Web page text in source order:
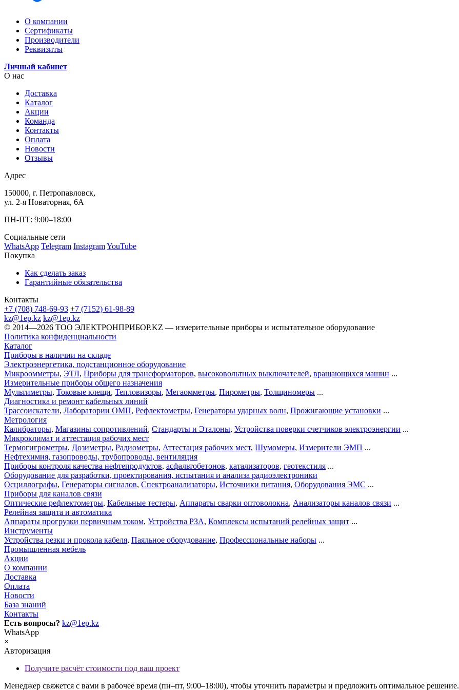
О компании
Сертификаты
Производители
Реквизиты
Личный кабинет
О нас
Доставка
Каталог
Акции
Команда
Контакты
Оплата
Новости
Отзывы
Адрес
150000, г. Петропавловск,
ул. 2-я Новаторная, 6А
ПН-ПТ: 9:00–18:00
Социальные сети
WhatsApp Telegram InstagramYouTube
Покупка
Как сделать заказ
Гарантийные обязательства
Контакты
+7 (708) 748-69-93 +7 (7152) 61-98-89
kz@1ep.kz kz@1ep.kz
©️ 2014—2026 ТОО ЭЛЕКТРОНПРИБОР.KZ — измерительные приборы и испытательное оборудование
Политика конфиденциальности
Каталог
Приборы в наличии на складе
Электроэнергетика, подстанционное оборудование
Микроомметры, ЭТЛ, Приборы для трансформаторов, высоковольтных выключателей, вращающихся машин ...
Измерительные приборы общего назначения
Мультиметры, Токовые клещи, Тепловизоры, Мегаомметры, Пирометры, Толщиномеры ...
Диагностика и ремонт кабельных линий
Трассоискатели, Лаборатории ОМП, Рефлектометры, Генераторы ударных волн, Прожигающие установки ...
Метрология
Калибраторы, Магазины сопротивлений, Стандарты и Эталоны, Устройства поверки счетчиков электроэнергии ...
Микроклимат и аттестация рабочих мест
Термогигрометры, Дозиметры, Радиометры, Аттестация рабочих мест, Шумомеры, Измерители ЭМП ...
Нефтехимия, газопроводы, трубопроводы, вентиляция
Приборы контроля качества нефтепродуктов, асфальтобетонов, катализаторов, геотекстиля ...
Оборудование для разработки, проектирования, испытания и анализа радиоэлектроники
Осциллографы, Генераторы сигналов, Спектроанализаторы, Источники питания, Оборудования ЭМС ...
Приборы для каналов связи
Оптические рефлектометры, Кабельные тестеры, Аппараты сварки оптоволокна, Анализаторы каналов связи ...
Релейная защита и автоматика
Аппараты прогрузки первичным током, Устройства РЗА, Комплексы испытаний релейных защит ...
Инструменты
Устройства резки и прокола кабеля, Паяльное оборудование, Профессиональные наборы ...
Промышленная мебель
Акции
О компании
Доставка
Оплата
Новости
База знаний
Контакты
Есть вопросы? kz@1ep.kz
WhatsApp
×
Авторизация
Получите расчёт стоимости под ваш проект
Менеджер свяжется с вами в рабочее время (пн–пт, 9:00–18:00), чтобы уточнить параметры и предложить оптимальное решение.